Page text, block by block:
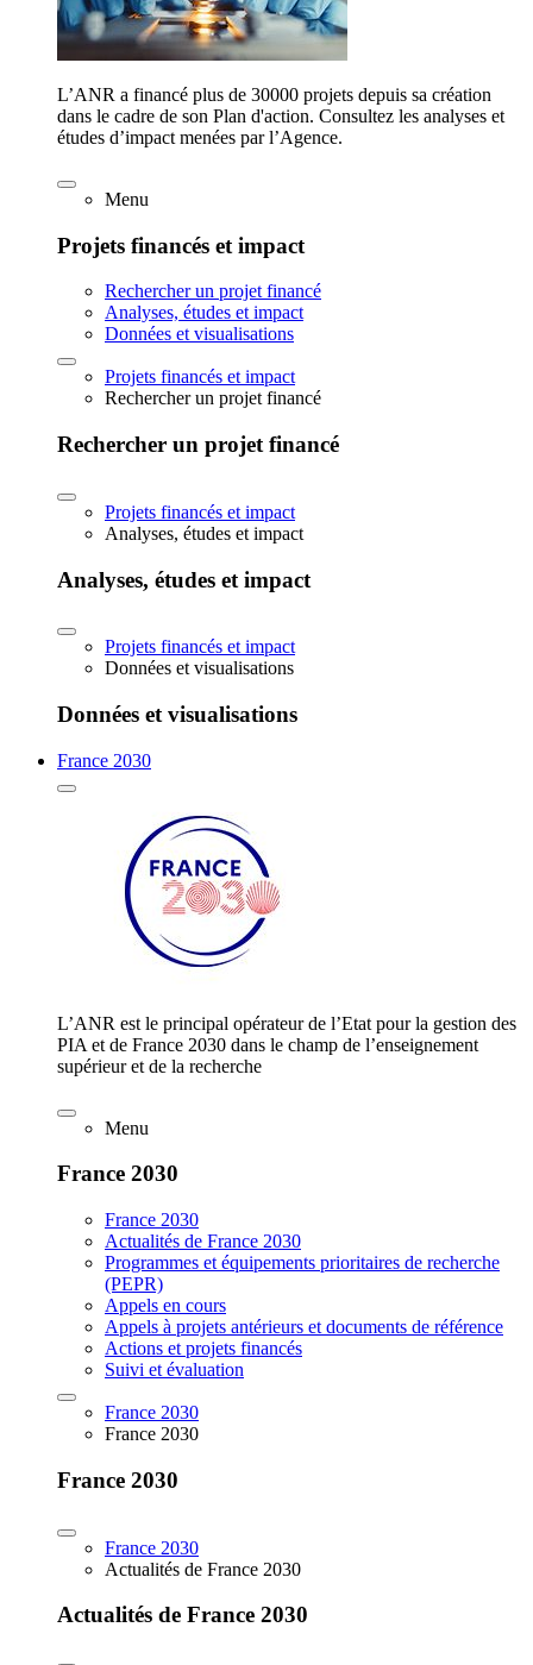
L’ANR a financé plus de 30000 projets depuis sa création
dans le cadre de son Plan d'action. Consultez les analyses et
études d’impact menées par l’Agence.
Menu
Projets financés et impact
Rechercher un projet financé
Analyses, études et impact
Données et visualisations
Projets financés et impact
Rechercher un projet financé
Rechercher un projet financé
Projets financés et impact
Analyses, études et impact
Analyses, études et impact
Projets financés et impact
Données et visualisations
Données et visualisations
France 2030
L’ANR est le principal opérateur de l’Etat pour la gestion des
PIA et de France 2030 dans le champ de l’enseignement
supérieur et de la recherche
Menu
France 2030
France 2030
Actualités de France 2030
Programmes et équipements prioritaires de recherche
(PEPR)
Appels en cours
Appels à projets antérieurs et documents de référence
Actions et projets financés
Suivi et évaluation
France 2030
France 2030
France 2030
France 2030
Actualités de France 2030
Actualités de France 2030